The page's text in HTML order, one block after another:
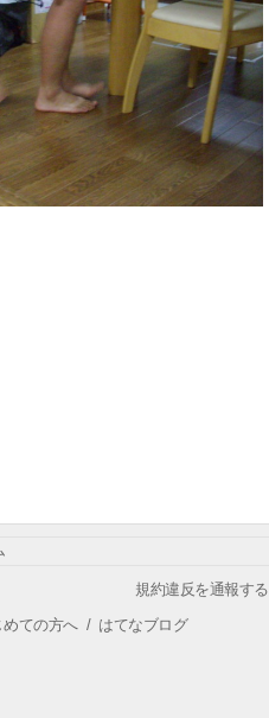
規約違反を通報する
めての方へ/ はてなブログ